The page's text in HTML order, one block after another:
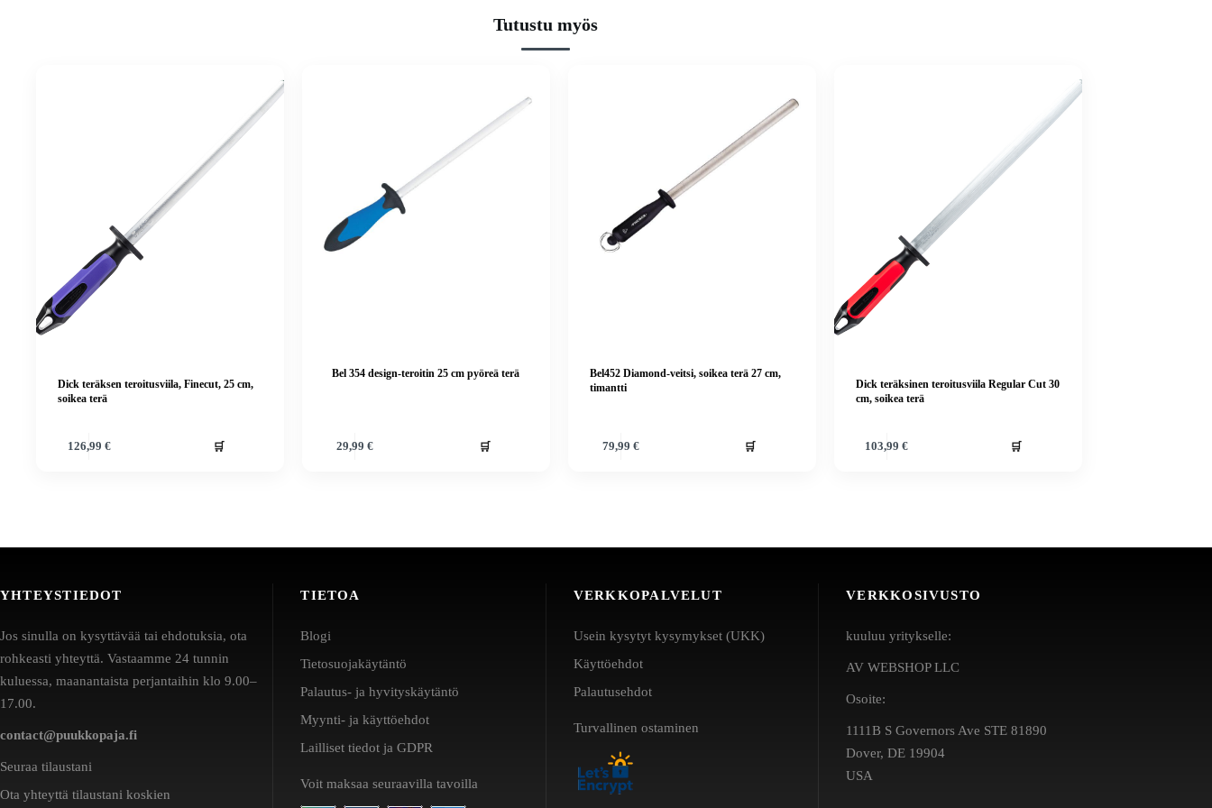
Tutustu myös
Dick teräksen teroitusviila, Finecut, 25 cm,
soikea terä
126,99 € 🛒
Bel 354 design-teroitin 25 cm pyöreä terä
29,99€ 🛒
Bel452 Diamond-veitsi, soikea terä 27 cm,
timantti
79,99 € 🛒
Dick teräksinen teroitusviila Regular Cut 30
cm, soikea terä
103,99€ 🛒
YHTEYSTIEDOT
Jos sinulla on kysyttävää tai ehdotuksia, ota
rohkeasti yhteyttä. Vastaamme 24 tunnin
kuluessa, maanantaista perjantaihin klo 9.00–
17.00.
contact@puukkopaja.fi
Seuraa tilaustani
Ota yhteyttä tilaustani koskien
TIETOA
Blogi
Tietosuojakäytäntö
Palautus- ja hyvityskäytäntö
Myynti- ja käyttöehdot
Lailliset tiedot ja GDPR
Voit maksaa seuraavilla tavoilla
VERKKOPALVELUT
Usein kysytyt kysymykset (UKK)
Käyttöehdot
Palautusehdot
Turvallinen ostaminen
VERKKOSIVUSTO
kuuluu yritykselle:
AV WEBSHOP LLC
Osoite:
1111B S Governors Ave STE 81890
Dover, DE 19904
USA